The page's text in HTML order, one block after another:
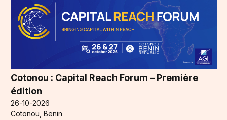
Cotonou : Capital Reach Forum – Première
édition
26-10-2026
Cotonou, Benin